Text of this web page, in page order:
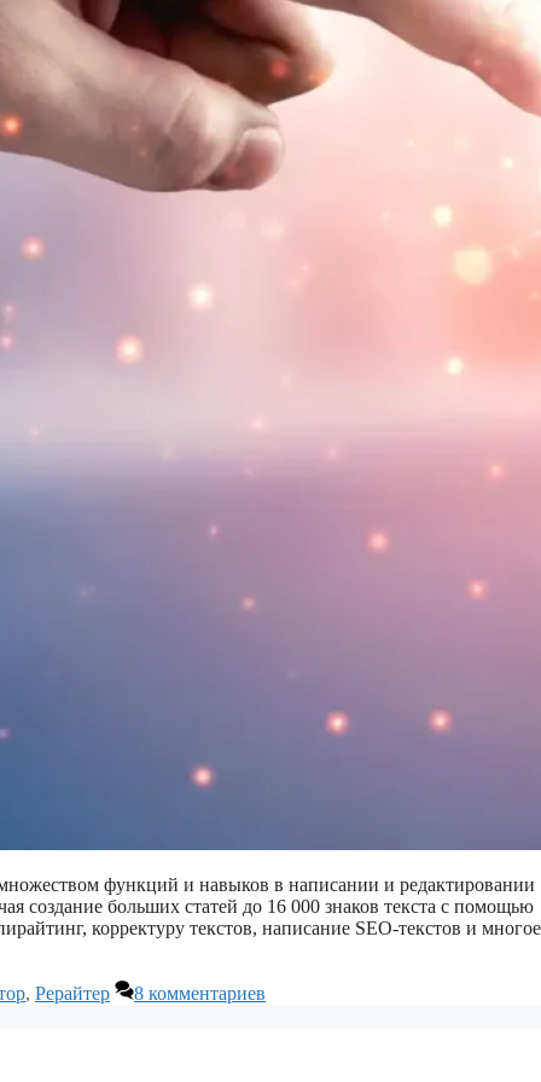
функций и навыков в написании и редактировании
создание больших статей до 16 000 знаков текста с помощью
корректуру текстов, написание SEO-текстов и многое
, Рерайтер 8 комментариев